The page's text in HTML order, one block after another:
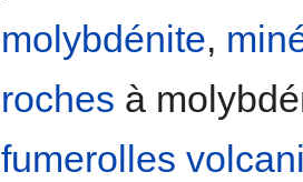
molybdénite,
roches à
fumerolles